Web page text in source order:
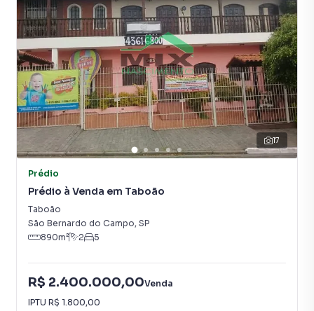
produzir campanhas específicas para São Caetano do Sul,
o que aumenta muito o número de contatos interessados
e tendo como consequência uma maior chance de vender
ou alugar seu imóvel mais rápido. Contamos também com
um time de programadores, corretores treinados e uma
central de atendimento preparada para atender
proprietários e inquilinos.
17
Prédio
Prédio à Venda em Taboão
Taboão
São Bernardo do Campo, SP
890m² 2 5
R$ 2.400.000,00Venda
IPTU R$ 1.800,00